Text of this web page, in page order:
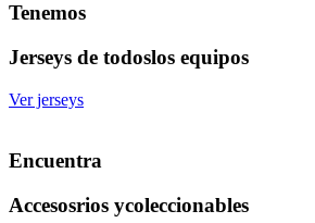
Tenemos
Jerseys de todoslos equipos
Ver jerseys
Encuentra
Accesosrios ycoleccionables